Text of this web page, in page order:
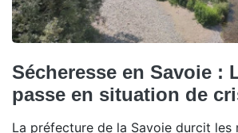
Sécheresse en Savoie :
passe en situation de
La préfecture de la Savoie durcit les